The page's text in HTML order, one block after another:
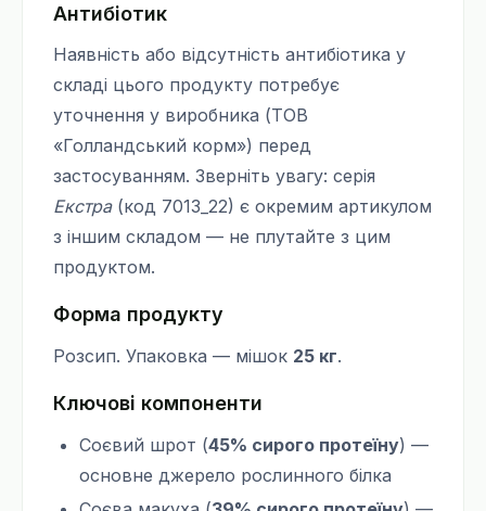
Антибіотик
Наявність або відсутність антибіотика у
складі цього продукту потребує
уточнення у виробника (ТОВ
«Голландський корм») перед
застосуванням. Зверніть увагу: серія
Екстра(код 7013_22) є окремим артикулом
з іншим складом — не плутайте з цим
продуктом.
Форма продукту
Розсип. Упаковка — мішок 25 кг.
Ключові компоненти
Соєвий шрот (45% сирого протеїну) —
основне джерело рослинного білка